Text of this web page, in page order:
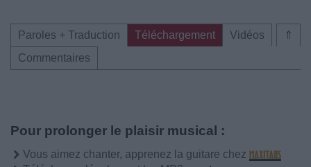
⇑
Paroles + Traduction Téléchargement
Vidéos
Commentaires
Pour prolonger le plaisir musical :
Vous aimez chanter, apprenez la guitare chez